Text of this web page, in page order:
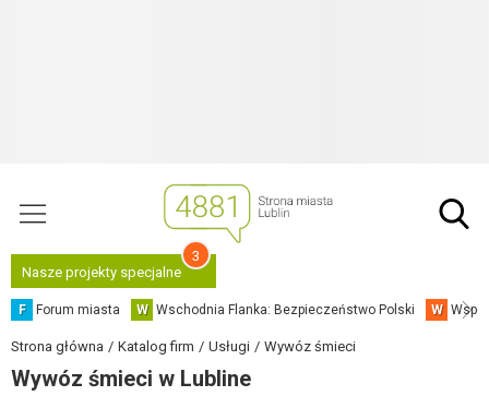
Nasze projekty specjalne
3
F Forum miasta W Wschodnia Flanka: Bezpieczeństwo Polski W
Strona główna Katalog firm Usługi Wywóz śmieci
Wywóz śmieci w Lubline